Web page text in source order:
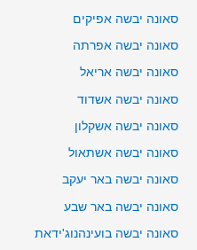
סאונה יבשה אפיקים
סאונה יבשה אפרתה
סאונה יבשה אריאל
סאונה יבשה אשדוד
סאונה יבשה אשקלון
סאונה יבשה אשתאול
סאונה יבשה באר יעקב
סאונה יבשה באר שבע
סאונה יבשה בועינהנוג'ידאת